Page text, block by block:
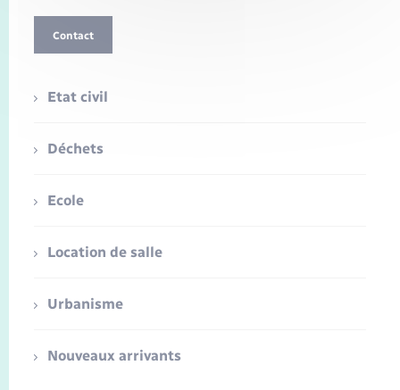
Contact
Etat civil
Déchets
Ecole
Location de salle
Urbanisme
Nouveaux arrivants